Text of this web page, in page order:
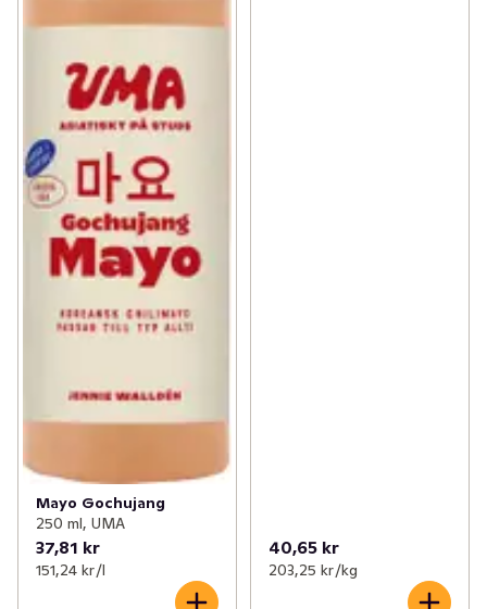
Mayo Gochujang
250 ml, UMA
37,81 kr
151,24 kr /l
40,65 kr
203,25 kr /kg